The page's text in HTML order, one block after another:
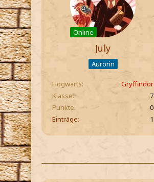
Online
July
Aurorin
Hogwarts
Gryffindor
Klasse
7
Punkte
0
Einträge
1